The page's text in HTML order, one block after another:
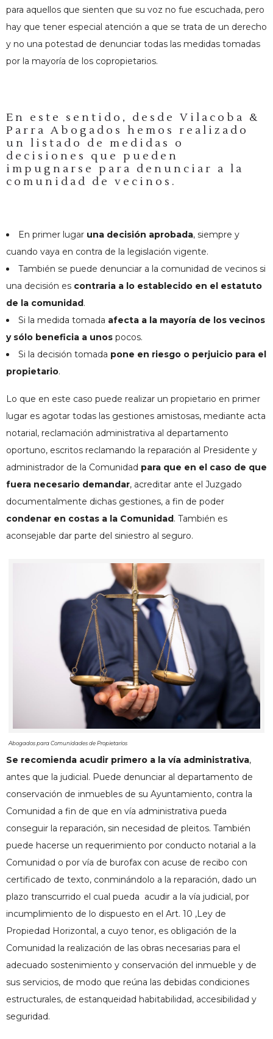
para aquellos que sienten que su voz no fue escuchada, pero
hay que tener especial atención a que se trata de un derecho
y no una potestad de denunciar todas las medidas tomadas
por la mayoría de los copropietarios.
En este sentido, desde Vilacoba &
Parra Abogados hemos realizado
un listado de medidas o
decisiones que pueden
impugnarse para denunciar a la
comunidad de vecinos.
En primer lugar una decisión aprobada, siempre y
cuando vaya en contra de la legislación vigente.
También se puede denunciar a la comunidad de vecinos si
una decisión es contraria a lo establecido en el estatuto
de la comunidad.
Si la medida tomada afecta a la mayoría de los vecinos
y sólo beneficia a unos pocos.
Si la decisión tomada pone en riesgo o perjuicio para el
propietario.
Lo que en este caso puede realizar un propietario en primer
lugar es agotar todas las gestiones amistosas, mediante acta
notarial, reclamación administrativa al departamento
oportuno, escritos reclamando la reparación al Presidente y
administrador de la Comunidad para que en el caso de que
fuera necesario demandar, acreditar ante el Juzgado
documentalmente dichas gestiones, a fin de poder
condenar en costas a la Comunidad. También es
aconsejable dar parte del siniestro al seguro.
Abogados para Comunidades de Propietarios
Se recomienda acudir primero a la vía administrativa,
antes que la judicial. Puede denunciar al departamento de
conservación de inmuebles de su Ayuntamiento, contra la
Comunidad a fin de que en vía administrativa pueda
conseguir la reparación, sin necesidad de pleitos. También
puede hacerse un requerimiento por conducto notarial a la
Comunidad o por vía de burofax con acuse de recibo con
certificado de texto, conminándolo a la reparación, dado un
plazo transcurrido el cual pueda acudir a la vía judicial, por
incumplimiento de lo dispuesto en el Art. 10 ,Ley de
Propiedad Horizontal, a cuyo tenor, es obligación de la
Comunidad la realización de las obras necesarias para el
adecuado sostenimiento y conservación del inmueble y de
sus servicios, de modo que reúna las debidas condiciones
estructurales, de estanqueidad habitabilidad, accesibilidad y
seguridad.